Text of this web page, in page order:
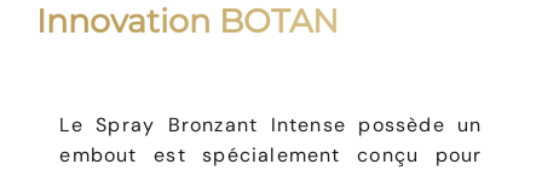
Innovation BOTAN
Le Spray Bronzant Intense possède un
embout est spécialement conçu pour